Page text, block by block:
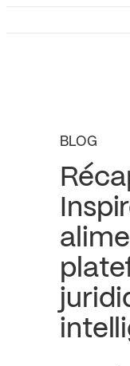
BLOG